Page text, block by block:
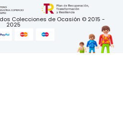
Colecciones de Ocasión © 2015 -
2025